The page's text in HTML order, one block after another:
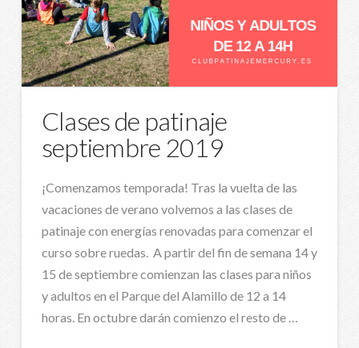
Clases de patinaje
septiembre 2019
¡Comenzamos temporada! Tras la vuelta de las
vacaciones de verano volvemos a las clases de
patinaje con energías renovadas para comenzar el
curso sobre ruedas. A partir del fin de semana 14 y
15 de septiembre comienzan las clases para niños
y adultos en el Parque del Alamillo de 12 a 14
horas. En octubre darán comienzo el resto de …